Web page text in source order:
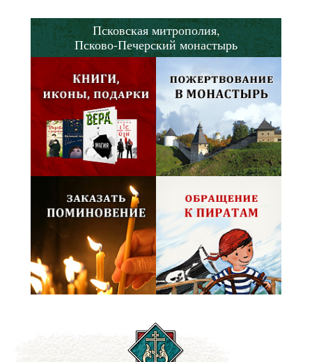
Псковская митрополия,
Псково-Печерский монастырь